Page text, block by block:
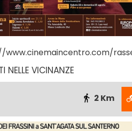
www.cinemaincentro.com/
NELLE VICINANZE
2 Km